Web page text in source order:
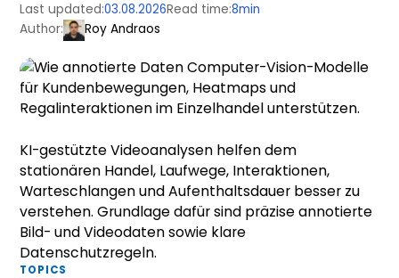
Last updated:03.08.2026Read time:8min
Author:
Roy Andraos
KI-gestützte Videoanalysen helfen dem
stationären Handel, Laufwege, Interaktionen,
Warteschlangen und Aufenthaltsdauer besser zu
verstehen. Grundlage dafür sind präzise annotierte
Bild- und Videodaten sowie klare
Datenschutzregeln.
TOPICS